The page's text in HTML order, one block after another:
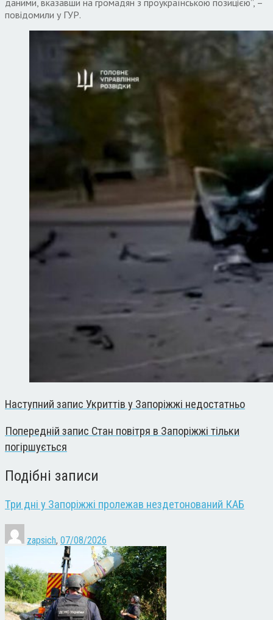
повідомили у ГУР.
Наступний запис Укриттів у Запоріжжі недостатньо
Попередній запис Стан повітря в Запоріжжі тільки
погіршується
Подібні записи
Три дні у Запоріжжі пролежав нездетонований КАБ
zapsich, 07/08/2026